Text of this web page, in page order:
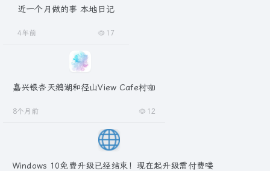
近一个月做的事 本地日记
4年前 17
嘉兴银杏天鹅湖和径山View Cafe村咖
8个月前 12
Windows 10免费升级已经结束！现在起升级需付费喽